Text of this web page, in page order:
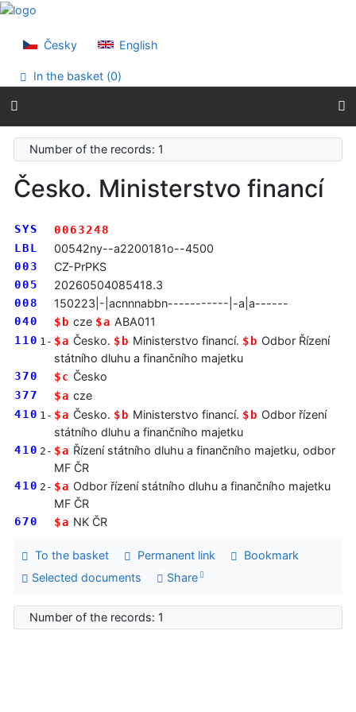
Go to content
Accessibility declaration
Česky English
In the basket (0)
Number of the records: 1
Česko. Ministerstvo financí
SYS
0063248
LBL
00542ny--a2200181o--4500
003 CZ-PrPKS
005 20260504085418.3
008 150223|-|acnnnabbn-----------|-a|a------
040 $b cze $a ABA011
110 1- $a Česko. $b Ministerstvo financí. $b Odbor Řízení
státního dluhu a finančního majetku
370 $c Česko
377 $a cze
410 1- $a Česko. $b Ministerstvo financí. $b Odbor řízení
státního dluhu a finančního majetku
410 2- $a Řízení státního dluhu a finančního majetku, odbor
MF ČR
410 2- $a Odbor řízení státního dluhu a finančního majetku
MF ČR
670 $a NK ČR
To the basket Permanent link
Bookmark
Selected documents
Share
Number of the records: 1